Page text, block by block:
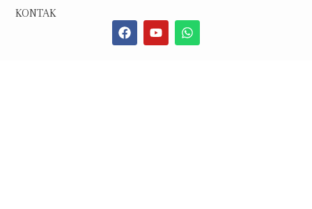
KONTAK